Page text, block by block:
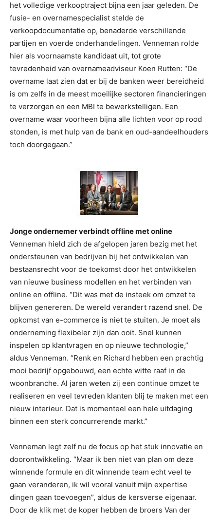
het volledige verkooptraject bijna een jaar geleden. De
fusie- en overnamespecialist stelde de
verkoopdocumentatie op, benaderde verschillende
partijen en voerde onderhandelingen. Venneman rolde
hier als voornaamste kandidaat uit, tot grote
tevredenheid van overnameadviseur Koen Rutten: “De
overname laat zien dat er bij de banken weer bereidheid
is om zelfs in de meest moeilijke sectoren financieringen
te verzorgen en een MBI te bewerkstelligen. Een
overname waar voorheen bijna alle lichten voor op rood
stonden, is met hulp van de bank en oud-aandeelhouders
toch doorgegaan.”
Jonge ondernemer verbindt offline met online
Venneman hield zich de afgelopen jaren bezig met het
ondersteunen van bedrijven bij het ontwikkelen van
bestaansrecht voor de toekomst door het ontwikkelen
van nieuwe business modellen en het verbinden van
online en offline. “Dit was met de insteek om omzet te
blijven genereren. De wereld verandert razend snel. De
opkomst van e-commerce is niet te stuiten. Je moet als
onderneming flexibeler zijn dan ooit. Snel kunnen
inspelen op klantvragen en op nieuwe technologie,”
aldus Venneman. “Renk en Richard hebben een prachtig
mooi bedrijf opgebouwd, een echte witte raaf in de
woonbranche. Al jaren weten zij een continue omzet te
realiseren en veel tevreden klanten blij te maken met een
nieuw interieur. Dat is momenteel een hele uitdaging
binnen een sterk concurrerende markt.”
Venneman legt zelf nu de focus op het stuk innovatie en
doorontwikkeling. “Maar ik ben niet van plan om deze
winnende formule en dit winnende team echt veel te
gaan veranderen, ik wil vooral vanuit mijn expertise
dingen gaan toevoegen”, aldus de kersverse eigenaar.
Door de klik met de koper hebben de broers Van der